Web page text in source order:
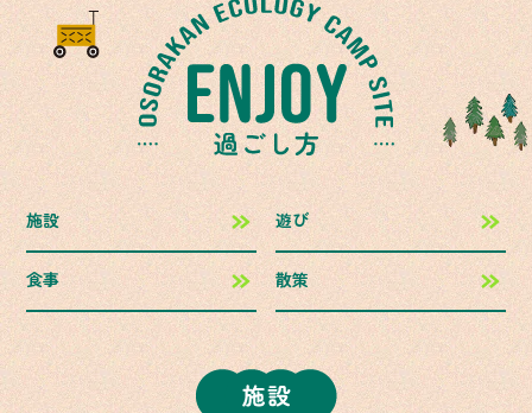
施設 遊び
食事 散策